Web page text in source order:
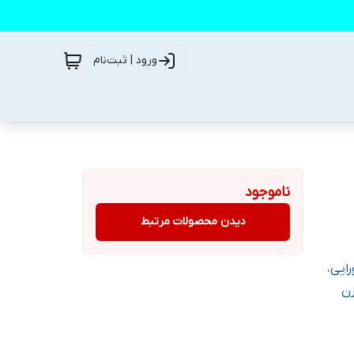
ورود | ثبت‌نام
،
ناموجود
دیدن محصولات مرتبط